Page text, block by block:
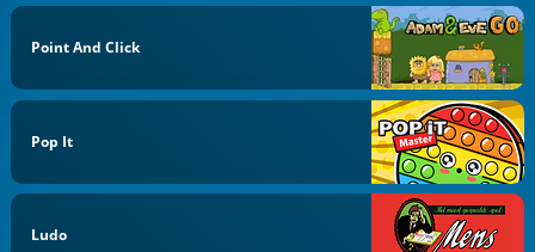
Point And Click
Pop It
Ludo